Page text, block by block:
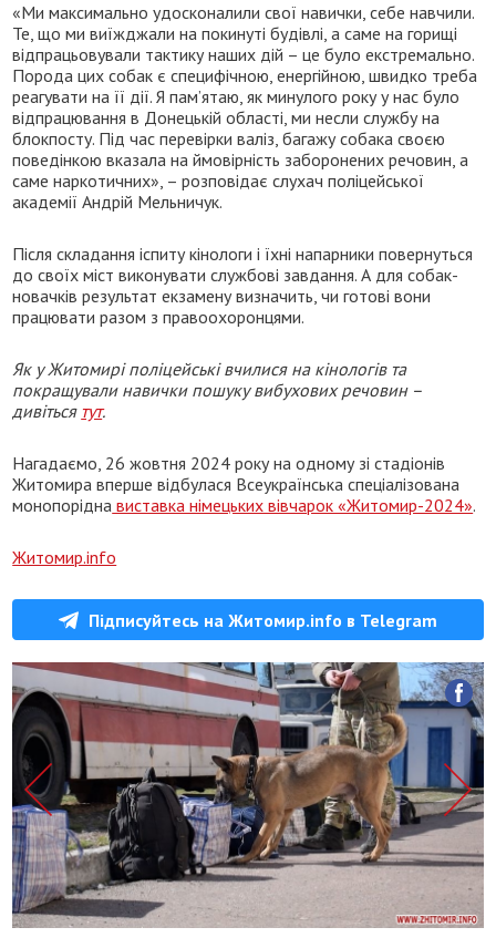
«Ми максимально удосконалили свої навички, себе навчили.
Те, що ми виїжджали на покинуті будівлі, а саме на горищі
відпрацьовували тактику наших дій – це було екстремально.
Порода цих собак є специфічною, енергійною, швидко треба
реагувати на її дії. Я пам’ятаю, як минулого року у нас було
відпрацювання в Донецькій області, ми несли службу на
блокпосту. Під час перевірки валіз, багажу собака своєю
поведінкою вказала на ймовірність заборонених речовин, а
саме наркотичних», – розповідає слухач поліцейської
академії Андрій Мельничук.
Після складання іспиту кінологи і їхні напарники повернуться
до своїх міст виконувати службові завдання. А для собак-
новачків результат екзамену визначить, чи готові вони
працювати разом з правоохоронцями.
Як у Житомирі поліцейські вчилися на кінологів та
покращували навички пошуку вибухових речовин –
дивіться тут.
Нагадаємо, 26 жовтня 2024 року на одному зі стадіонів
Житомира вперше відбулася Всеукраїнська спеціалізована
монопорідна виставка німецьких вівчарок «Житомир-2024».
Житомир.info
Підписуйтесь на Житомир.info в Telegram